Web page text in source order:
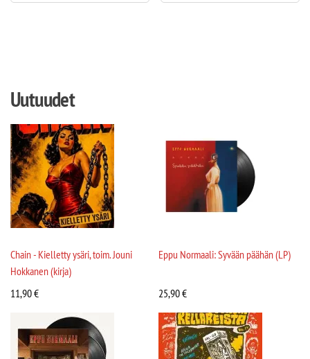
Uutuudet
Chain - Kielletty ysäri, toim. Jouni
Hokkanen (kirja)
11,90€
Eppu Normaali: Syvään päähän (LP)
25,90€